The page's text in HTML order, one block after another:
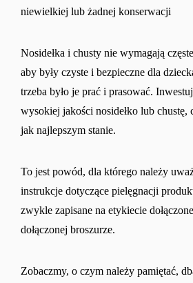
niewielkiej lub żadnej konserwacji
Nosidełka i chusty nie wymagają
aby były czyste i bezpieczne dla
trzeba było je prać i prasować.
wysokiej jakości nosidełko lub chustę,
jak najlepszym stanie.
To jest powód, dla którego należy
instrukcje dotyczące pielęgnacji
zwykle zapisane na etykiecie
dołączonej broszurze.
Zobaczmy, o czym należy pamiętać,